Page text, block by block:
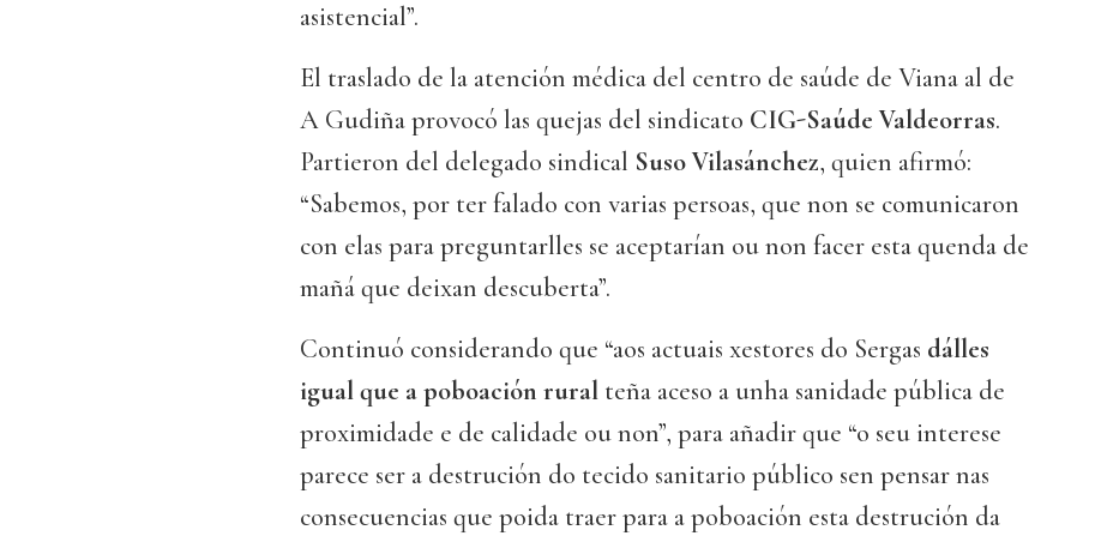
asistencial”.
El traslado de la atención médica del centro de saúde de Viana al de
A Gudiña provocó las quejas del sindicato CIG-Saúde Valdeorras.
Partieron del delegado sindical Suso Vilasánchez, quien afirmó:
“Sabemos, por ter falado con varias persoas, que non se comunicaron
con elas para preguntarlles se aceptarían ou non facer esta quenda de
mañá que deixan descuberta”.
Continuó considerando que “aos actuais xestores do Sergas dálles
igual que a poboación rural teña aceso a unha sanidade pública de
proximidade e de calidade ou non”, para añadir que “o seu interese
parece ser a destrución do tecido sanitario público sen pensar nas
consecuencias que poida traer para a poboación esta destrución da